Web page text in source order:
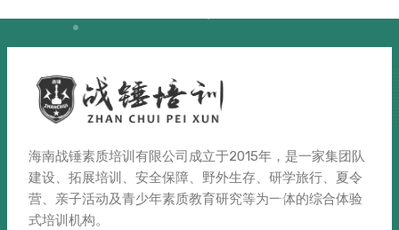
海南战锤素质培训有限公司成立于2015年，是一家集团队
建设、拓展培训、安全保障、野外生存、研学旅行、夏令
营、亲子活动及青少年素质教育研究等为一体的综合体验
式培训机构。